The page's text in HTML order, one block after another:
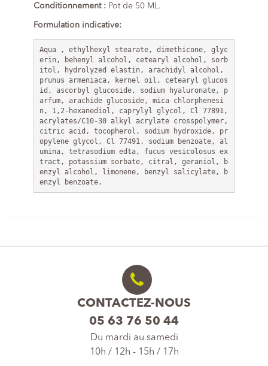
Conditionnement : Pot de 50 ML.
Formulation indicative:
Aqua , ethylhexyl stearate, dimethicone, glyc
erin, behenyl alcohol, cetearyl alcohol, sorb
itol, hydrolyzed elastin, arachidyl alcohol,
prunus armeniaca, kernel oil, cetearyl glucos
id, ascorbyl glucoside, sodium hyaluronate, p
arfum, arachide glucoside, mica chlorphenesi
n, 1,2-hexanediol, caprylyl glycol, Cl 77891,
acrylates/C10-30 alkyl acrylate crosspolymer,
citric acid, tocopherol, sodium hydroxide, pr
opylene glycol, Cl 77491, sodium benzoate, al
umina, tetrasodium edta, fucus vesicolosus ex
tract, potassium sorbate, citral, geraniol, b
enzyl alcohol, limonene, benzyl salicylate, b
enzyl benzoate.
CONTACTEZ-NOUS
05 63 76 50 44
Du mardi au samedi
10h / 12h - 15h / 17h